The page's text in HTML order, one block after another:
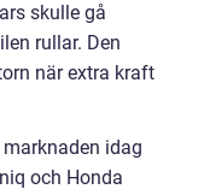
skulle gå
rullar. Den
när extra kraft
idag
och Honda